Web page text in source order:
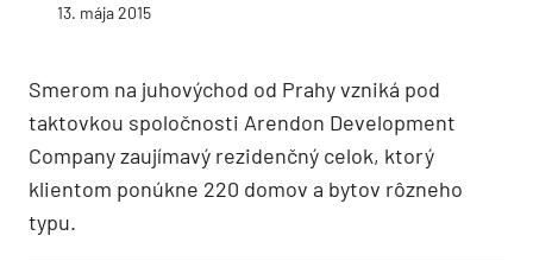
13. mája 2015
Smerom na juhovýchod od Prahy vzniká pod
taktovkou spoločnosti Arendon Development
Company zaujímavý rezidenčný celok, ktorý
klientom ponúkne 220 domov a bytov rôzneho
typu.